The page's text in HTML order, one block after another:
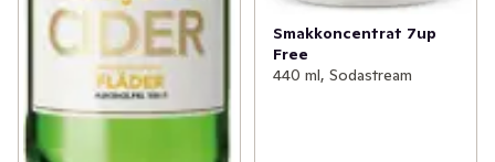
Funktionella drycker
Smakkoncentrat 7up
Free
440 ml, Sodastream